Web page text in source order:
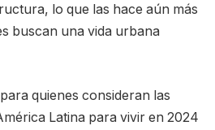
lo que las hace aún más
buscan una vida urbana
quienes consideran las
Latina para vivir en 2024